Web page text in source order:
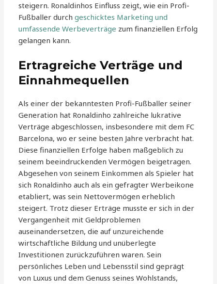
steigern. Ronaldinhos Einfluss zeigt, wie ein Profi-
Fußballer durchgeschicktes Marketing und
umfassende Werbeverträge zum finanziellen Erfolg
gelangen kann.
Ertragreiche Verträge und
Einnahmequellen
Als einer der bekanntesten Profi-Fußballer seiner
Generation hat Ronaldinho zahlreiche lukrative
Verträge abgeschlossen, insbesondere mit dem FC
Barcelona, wo er seine besten Jahre verbracht hat.
Diese finanziellen Erfolge haben maßgeblich zu
seinem beeindruckenden Vermögen beigetragen.
Abgesehen von seinem Einkommen als Spieler hat
sich Ronaldinho auch als ein gefragter Werbeikone
etabliert, was sein Nettovermögen erheblich
steigert. Trotz dieser Erträge musste er sich in der
Vergangenheit mit Geldproblemen
auseinandersetzen, die auf unzureichende
wirtschaftliche Bildung und unüberlegte
Investitionen zurückzuführen waren. Sein
persönliches Leben und Lebensstil sind geprägt
von Luxus und dem Genuss seines Wohlstands,